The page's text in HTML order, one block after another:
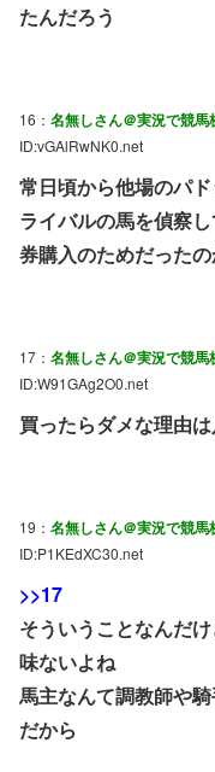
たんだろう
16： 名無しさん＠実況で競馬
ID:vGAlRwNK0.net
常日頃から他場のパ
ライバルの馬を偵察
券購入のためだった
17： 名無しさん＠実況で競馬
ID:W91GAg2O0.net
買ったらダメな理由
19： 名無しさん＠実況で競馬
ID:P1KEdXC30.net
>>17
そういうことなんだ
味ないよね
馬主なんて調教師や
だから